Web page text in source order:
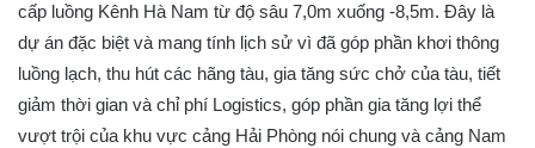
cấp luồng Kênh Hà Nam từ độ sâu 7,0m xuống -8,5m. Đây là
dự án đặc biệt và mang tính lịch sử vì đã góp phần khơi thông
luồng lạch, thu hút các hãng tàu, gia tăng sức chở của tàu, tiết
giảm thời gian và chỉ phí Logistics, góp phần gia tăng lợi thể
vượt trội của khu vực cảng Hải Phòng nói chung và cảng Nam